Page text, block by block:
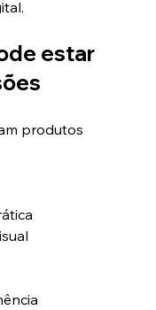
estar
produtos